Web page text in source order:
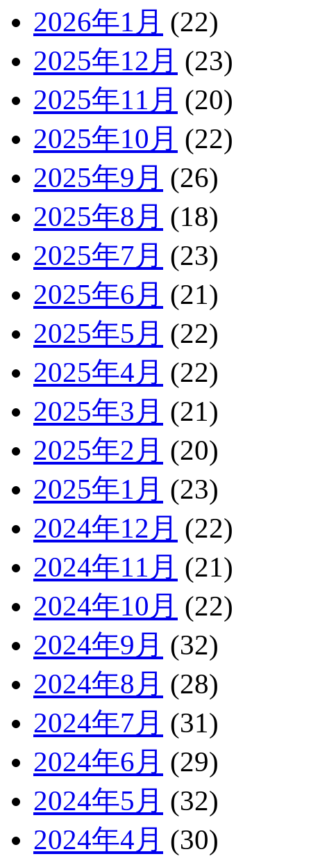
2026年1月 (22)
2025年12月 (23)
2025年11月 (20)
2025年10月 (22)
2025年9月 (26)
2025年8月 (18)
2025年7月 (23)
2025年6月 (21)
2025年5月 (22)
2025年4月 (22)
2025年3月 (21)
2025年2月 (20)
2025年1月 (23)
2024年12月 (22)
2024年11月 (21)
2024年10月 (22)
2024年9月 (32)
2024年8月 (28)
2024年7月 (31)
2024年6月 (29)
2024年5月 (32)
2024年4月 (30)